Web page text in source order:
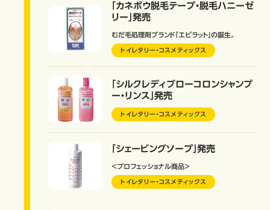
「カネボウ脱毛テープ・脱毛ハニーゼ
リー」発売
むだ毛処理剤ブランド「エピラット」の誕生。
トイレタリー・コスメティックス
「シルクレディブローコロンシャンプ
ー・リンス」発売
トイレタリー・コスメティックス
「シェービングソープ」発売
＜プロフェッショナル商品＞
トイレタリー・コスメティックス